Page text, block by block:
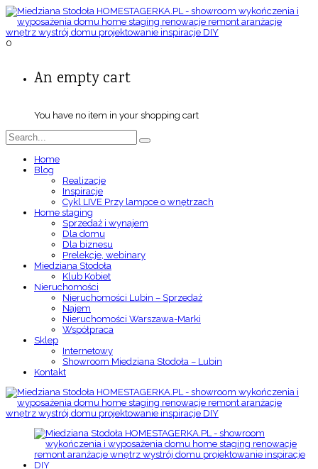
0
An empty cart
You have no item in your shopping cart
Home
Blog
Realizacje
Inspiracje
Cykl LIVE Przy lampce o wnętrzach
Home staging
Sprzedaż i wynajem
Dla domu
Dla biznesu
Prelekcje, webinary
Miedziana Stodoła
Klub Kobiet
Nieruchomości
Nieruchomości Lubin – Sprzedaż
Najem
Nieruchomości Warszawa-Marki
Współpraca
Sklep
Internetowy
Showroom Miedziana Stodoła – Lubin
Kontakt